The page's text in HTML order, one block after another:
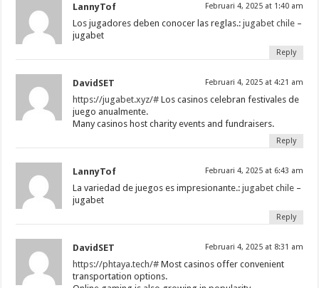
LannyTof Februari 4, 2025 at 1:40 am
Los jugadores deben conocer las reglas.:jugabet chile –
jugabet
Reply
DavidSET Februari 4, 2025 at 4:21 am
https://jugabet.xyz/# Los casinos celebran festivales de
juego anualmente.
Many casinos host charity events and fundraisers.
Reply
LannyTof Februari 4, 2025 at 6:43 am
La variedad de juegos es impresionante.:jugabet chile –
jugabet
Reply
DavidSET Februari 4, 2025 at 8:31 am
https://phtaya.tech/# Most casinos offer convenient
transportation options.